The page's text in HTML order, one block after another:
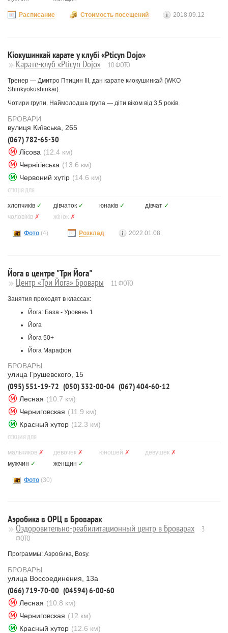
Расписание Стоимость посещений 2018.09.12
Кіокушинкай карате у клубі «Pticyn Dojo»
Карате-клуб «Pticyn Dojo» 10 ФОТО
Тренер — Дмитро Птицин III, дан карате киокушинкай (WKO
Shinkyokushinkai).
Чотири групи. Наймолодша група — діти віком від 3,5 років.
БРОВАРИ
вулиця Київська, 265
(067) 782-65-30
Лісова (12.4 км)
Чернігівська (13.6 км)
Червоний хутір (14.6 км)
СЕКЦІЯ ДЛЯ
хлопчиків ✓ дівчаток ✓ юнаків ✓ дівчат ✓
чоловіків ✗ жінок ✗
Фото (4) Розклад 2022.01.08
Йога в центре "Три Йога"
Центр «Три Йога» Бровары 11 ФОТО
Занятия проходят в классах:
Йога: База - Уровень 1
Йога
Йога 50+
Йога Марафон
БРОВАРЫ
улица Грушевского, 15
(095) 551-19-72 (050) 332-00-04 (067) 404-60-12
Лесная (10.7 км)
Черниговская (11.9 км)
Красный хутор (12.3 км)
СЕКЦИЯ ДЛЯ
мальчиков ✗ девочек ✗ юношей ✗ девушек ✗
мужчин ✓ женщин ✓
Фото (30)
Аэробика в ОРЦ в Броварах
Оздоровительно-реабилитационный центр в Броварах
3
ФОТО
Программы: Аэробика, Bosy.
БРОВАРЫ
улица Воссоединения, 13а
(066) 719-70-00 (04594) 6-00-60
Лесная (10.8 км)
Черниговская (12 км)
Красный хутор (12.6 км)